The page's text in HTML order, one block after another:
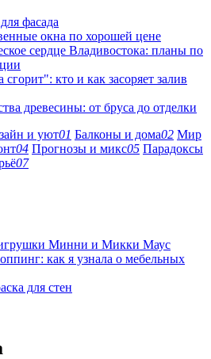
фасада
окна по хорошей цене
сердце Владивостока: планы по
кто и как засоряет залив
древесины: от бруса до отделки
и уют01 Балконы и дома02 Мир
04 Прогнозы и микс05 Парадоксы
07
Минни и Микки Маус
как я узнала о мебельных
для стен